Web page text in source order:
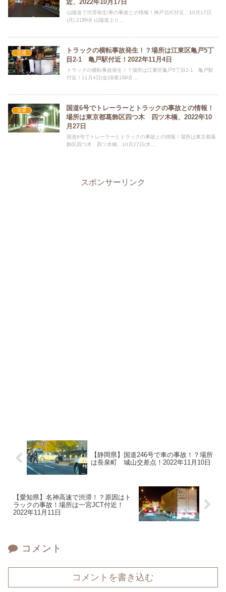
近、2022年10月17日
山陽道で渋滞発生!車の事故との情報！神戸北IC付近、10月17日
(月) 21時頃 山陽道上り...
交通
トラックの横転事故発生！？場所は江東区亀戸5丁
目2-1 亀戸駅付近！2022年11月4日
トラックの横転事故発生！？場所は江東区亀戸5丁目2-1 亀戸駅
付近！11月4日(金)深夜1時頃 ...
交通
国道6号でトレーラーとトラックの事故との情報！
場所は東京都葛飾区四つ木 四ツ木橋、2022年10
月27日
国道6号でトレーラーとトラックの事故との情報！場所は東京都葛
飾区四つ木 四ツ木橋、10月27日(木...
スポンサーリンク
【静岡県】国道246号で車の事故！？場所
は長泉町 城山交差点！2022年11月10日
【愛知県】名神高速で渋滞！？原因はト
ラックの事故！場所は一宮JCT付近！
2022年11月11日
コメント
コメントを書き込む